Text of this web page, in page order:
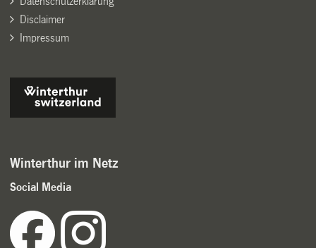
Disclaimer
Impressum
Winterthur im Netz
Social Media